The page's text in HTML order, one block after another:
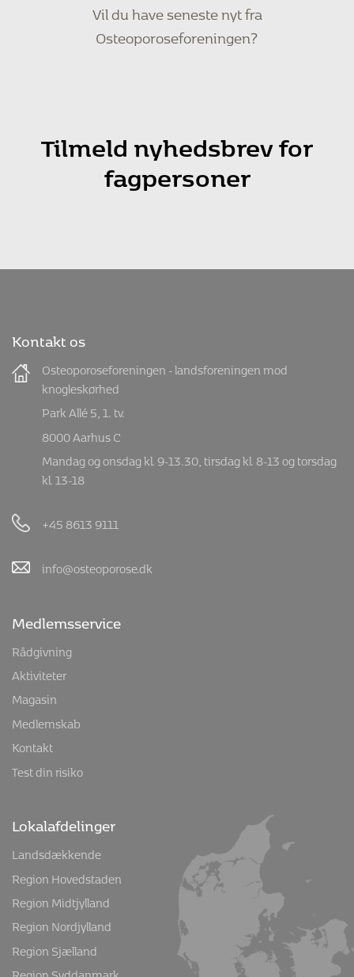
Vil du have seneste nyt fra
Osteoporoseforeningen?
Tilmeld nyhedsbrev for
fagpersoner
Kontakt os
Osteoporoseforeningen - landsforeningen mod
knogleskørhed
Park Allé 5, 1. tv.
8000 Aarhus C
Mandag og onsdag kl. 9-13.30, tirsdag kl. 8-13 og torsdag
kl. 13-18
+45 8613 9111
info@osteoporose.dk
Medlemsservice
Rådgivning
Aktiviteter
Magasin
Medlemskab
Kontakt
Test din risiko
Lokalafdelinger
Landsdækkende
Region Hovedstaden
Region Midtjylland
Region Nordjylland
Region Sjælland